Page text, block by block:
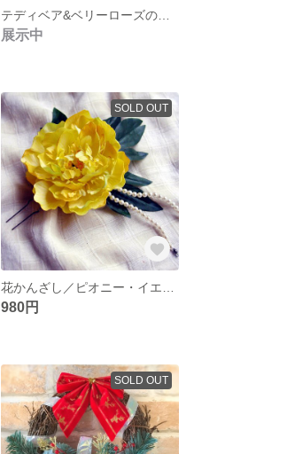
展示中
SOLD OUT
980円
SOLD OUT